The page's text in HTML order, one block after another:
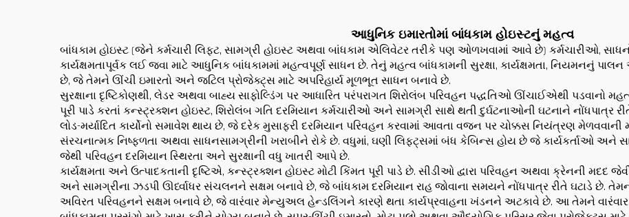
આધુનિક ઇમારતોમાં બાંધકામ હોઇસ્ટનું મહત્વ
બાંધકામ હોઇસ્ટ (જેને કર્મચારી લિફ્ટ, સામગ્રી હોઇસ્ટ અથવા બાંધકામ એલિવેટર તરીકે પણ ઓળખવામાં આવે છે) કર્મચારીઓ,
કાર્યક્ષમતાપૂર્વક લઈ જવા માટે આધુનિક બાંધકામમાં મહત્વપૂર્ણ સાધન છે. તેનું મહત્વ બાંધકામની સુરક્ષા, કાર્યક્ષમતા, નિયમનનું
છે, જે તેમને ઊંચી ઇમારતો અને જટિલ પ્રોજેક્ટ્સ માટે અપરિહાર્ય મૂળભૂત સાધન બનાવે છે.
સુરક્ષાના દૃષ્ટિકોણથી, લેડર અથવા બાહ્ય સાફોલ્ડિંગ પર આધારિત પરંપરાગત શિરોલંબ પરિવહન પદ્ધતિઓ ઊંચાઈએથી પડવાનો
પૂરી પાડે કરતાં કન્સ્ટ્રક્શન હોઇસ્ટ, શિરોલંબ ગતિ દરમિયાન કર્મચારીઓ અને સામગ્રી સાથે થતી દુર્ઘટનાઓની ઘટનાને નોંધપાત્ર
લોડ-મર્યાદિત કાર્યોનો સમાવેશ થાય છે, જે દરેક મુસાફરી દરમિયાન પરિવહન કરવામાં આવતા વજન પર ચોક્કસ નિયંત્રણ
સંરચનાત્મક નિષ્ફળતા અથવા સાધનસામગ્રીની ખરાબીને રોકે છે. વધુમાં, ઘણી લિફ્ટ્સમાં બંધ કેબિન્સ હોય છે જે કાર્યકર્તાઓ અને
જેથી પરિવહન દરમિયાન સ્થિરતા અને સુરક્ષાની વધુ ખાતરી આપે છે.
કાર્યક્ષમતા અને ઉત્પાદકતાની દૃષ્ટિએ, કન્સ્ટ્રક્શન હોઇસ્ટ મોટી કિંમત પૂરી પાડે છે. સીડીઓ દ્વારા પરિવહન અથવા ક્રેનની મદદ
અને સામગ્રીના ઝડપી ઊર્ધ્વાધર સંચલનને સક્ષમ બનાવે છે, જે બાંધકામ દરમિયાન રાહ જોવાના સમયને નોંધપાત્ર રીતે ઘટાડે છે. તેમની
અવિરત પરિવહનને સક્ષમ બનાવે છે, જે વારંવાર મેન્યુઅલ હેન્ડલિંગને કારણે થતા કાર્યપ્રવાહના ખંડનને અટકાવે છે. આ તેમને વારંવાર